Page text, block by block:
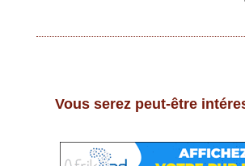
Vous serez peut-être